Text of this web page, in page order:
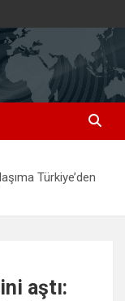
Türkiye’den
aştı: